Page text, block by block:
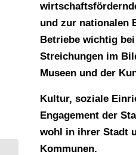
und zur nationalen
Betriebe wichtig
Streichungen im
Museen und der
Kultur, soziale
Engagement der
wohl in ihrer Stadt
Kommunen.